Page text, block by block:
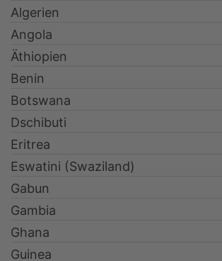
Algerien
Angola
Äthiopien
Benin
Botswana
Dschibuti
Eritrea
Eswatini (Swaziland)
Gabun
Gambia
Ghana
Guinea